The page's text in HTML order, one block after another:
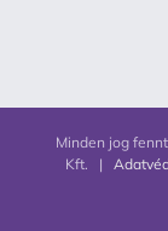
Minden jog
Kft. |